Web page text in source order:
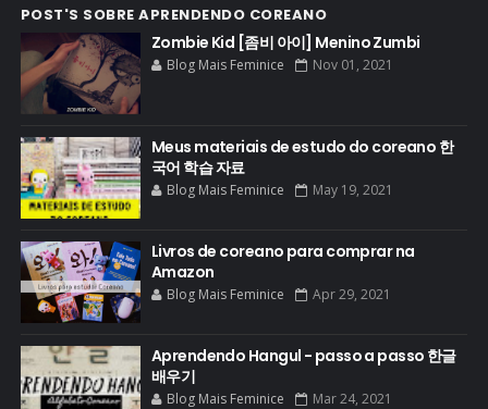
POST'S SOBRE APRENDENDO COREANO
Zombie Kid [좀비 아이] Menino Zumbi
Blog Mais Feminice Nov 01, 2021
Meus materiais de estudo do coreano 한
국어 학습 자료
Blog Mais Feminice May 19, 2021
Livros de coreano para comprar na
Amazon
Blog Mais Feminice Apr 29, 2021
Aprendendo Hangul - passo a passo 한글
배우기
Blog Mais Feminice Mar 24, 2021